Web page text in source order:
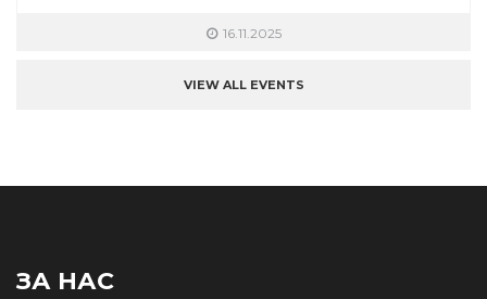
16.11.2025
VIEW ALL EVENTS
ЗА НАС